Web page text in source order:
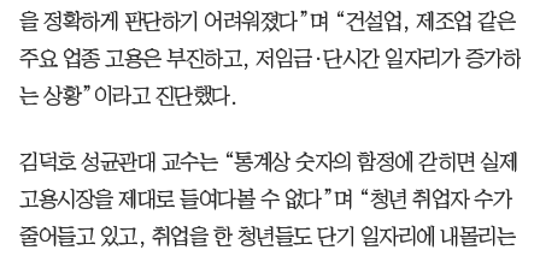
을 정확하게 판단하기 어려워졌다”며 “건설업, 제조업 같은
주요 업종 고용은 부진하고, 저임금·단시간 일자리가 증가하
는 상황”이라고 진단했다.
김덕호 성균관대 교수는 “통계상 숫자의 함정에 갇히면 실제
고용시장을 제대로 들여다볼 수 없다”며 “청년 취업자 수가
줄어들고 있고, 취업을 한 청년들도 단기 일자리에 내몰리는